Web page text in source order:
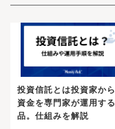
を行う年の1月1日時点
歳までが利用できるジ
8歳未満の方でも非課
し、NISAでは18歳未
は設けられていませ
限（1,800万円（うち
円））まで商品を保有
を売却することで、そ
託や株式などの取得価
んでした。しかし、非
せずに売買を繰り返す
う。株価が下がった
といった短期間での回
のが実態です。そも
資産形成の支援を目的
もあり、回転売買は本
ます。また、売買の数
ば、日常生活や精神面
す。少額での積立投資
がりも「将来の仕込
にいられます。しかし
すとなると、同じ下
る具体的な金額」が大
神的負荷は異なります
と考えていたつもりで
られる収益は次の2種
貨から円へ換金する際
金額が増減します。こ
ることができます。
金に対し、外貨預金
額を円預金と外貨預金
のほうが高い利息を受
す。外貨預金について
ように、ネット証券口
も相談ができる窓口が
関から独立している金
いいます。IFAはどこ
品提案をする、なん
的な立場で相談に乗る
（当社について言えば
ので、気軽に相談して
投資信託とは投資家か
資金を専門家が運用す
品。仕組みを解説